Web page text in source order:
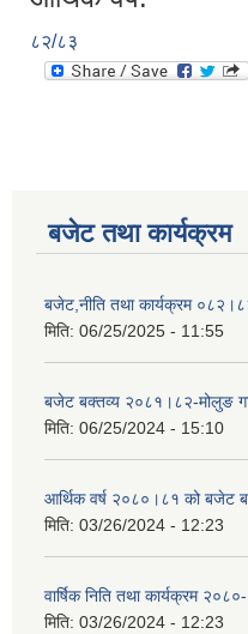
८२/८३
बजेट तथा कार्यक्रम
बजेट,नीति तथा कार्यक्रम
मिति: 06/25/2025 - 11:55
बजेट बक्तव्य २०८१।८२-मोलुङ
मिति: 06/25/2024 - 15:10
आर्थिक वर्ष २०८०।८१ को बजेट
मिति: 03/26/2024 - 12:23
वार्षिक निति तथा कार्यक्रम
मिति: 03/26/2024 - 12:23